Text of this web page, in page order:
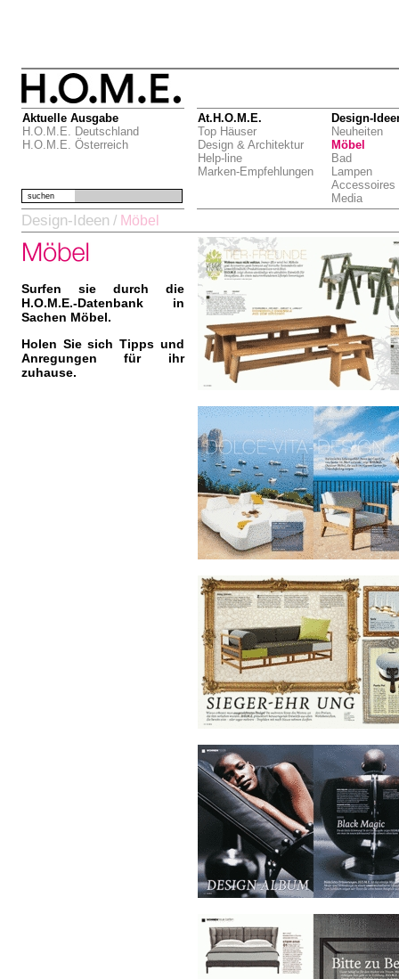
Aktuelle Ausgabe
H.O.M.E. Deutschland
H.O.M.E. Österreich
At.H.O.M.E.
Top Häuser
Design & Architektur
Help-line
Marken-Empfehlungen
Design-
Neuheiten
Möbel
Bad
Lampen
Accessoires
Media
suchen
Design-Ideen / Möbel
Surfen sie durch die
H.O.M.E.-Datenbank in
Sachen Möbel.
Holen Sie sich Tipps und
Anregungen für ihr
zuhause.